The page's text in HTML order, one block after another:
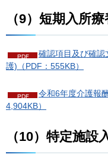
（9）短期入所
確認項目及び確
護)（PDF：555KB）
令和6年度介護報
4,904KB）
（10）特定施設